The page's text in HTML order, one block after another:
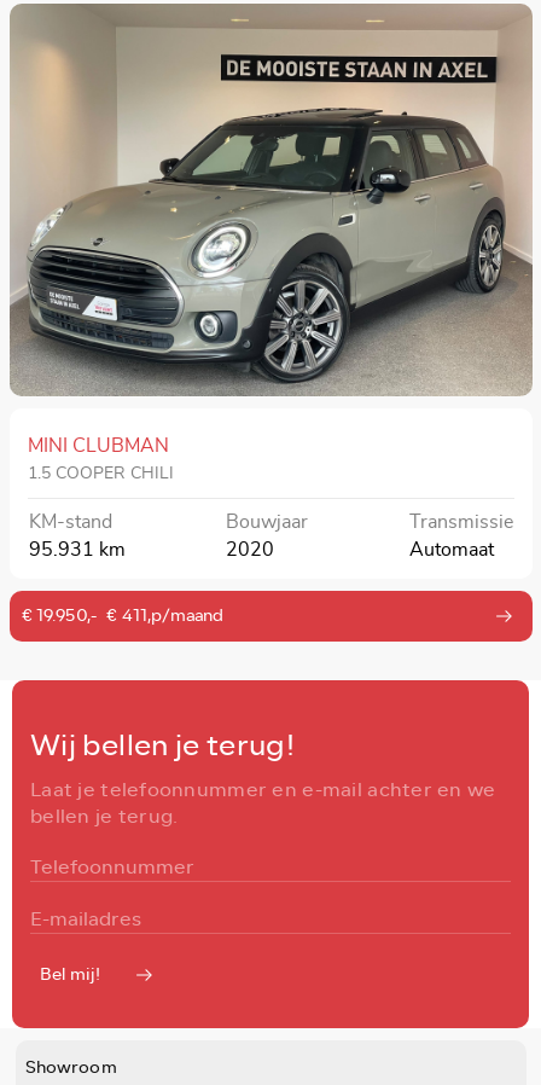
MINI CLUBMAN
1.5 COOPER CHILI
KM-stand
95.931 km
Bouwjaar
2020
Transmissie
Automaat
€ 19.950,- € 411,p/maand
Wij bellen je terug!
Laat je telefoonnummer en e-mail achter en we
bellen je terug.
Bel mij!
Showroom